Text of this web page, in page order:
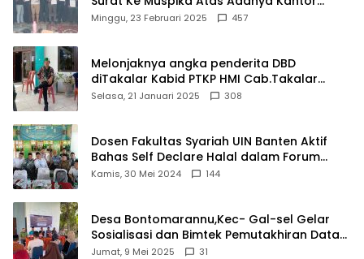
Matel di Cisoka
Minggu, 23 Februari 2025 457
Melonjaknya angka penderita DBD
diTakalar Kabid PTKP HMI Cab.Takalar
angkat bicara
Selasa, 21 Januari 2025 308
Dosen Fakultas Syariah UIN Banten Aktif
Bahas Self Declare Halal dalam Forum
Ijtima Ulama MUI
Kamis, 30 Mei 2024 144
Desa Bontomarannu,Kec- Gal-sel Gelar
Sosialisasi dan Bimtek Pemutakhiran Data
ID
Jumat, 9 Mei 2025 31